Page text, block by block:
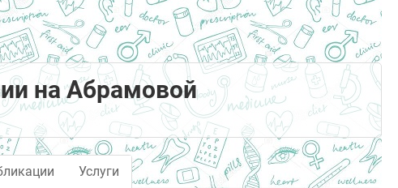
на Абрамовой
Услуги